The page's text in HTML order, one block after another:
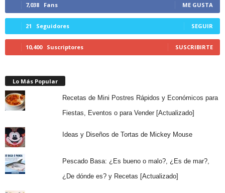
7,038 Fans ME GUSTA
21 Seguidores SEGUIR
10,400 Suscriptores SUSCRIBIRTE
Lo Más Popular
Recetas de Mini Postres Rápidos y Económicos para
Fiestas, Eventos o para Vender [Actualizado]
Ideas y Diseños de Tortas de Mickey Mouse
Pescado Basa: ¿Es bueno o malo?, ¿Es de mar?,
¿De dónde es? y Recetas [Actualizado]